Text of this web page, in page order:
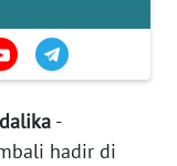
-
hadir di